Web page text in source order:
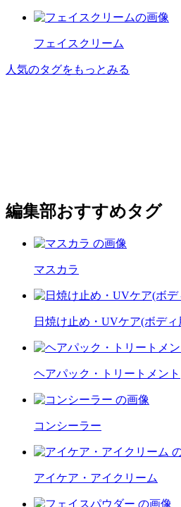
フェイスクリーム
人気のタグをもっとみる
編集部おすすめタグ
マスカラ
日焼け止め・UVケア(ボディ
ヘアパック・トリートメント
コンシーラー
アイケア・アイクリーム